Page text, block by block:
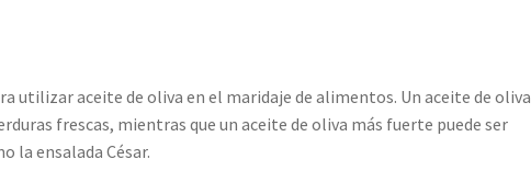
utilizar aceite de oliva en el maridaje de alimentos. Un aceite de oliva
frescas, mientras que un aceite de oliva más fuerte puede ser
la ensalada César.